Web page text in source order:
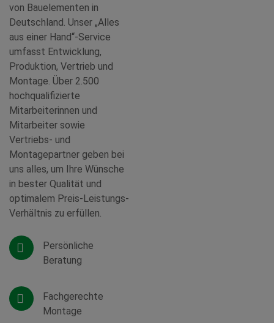
von Bauelementen in
Deutschland. Unser „Alles
aus einer Hand“-Service
umfasst Entwicklung,
Produktion, Vertrieb und
Montage. Über 2.500
hochqualifizierte
Mitarbeiterinnen und
Mitarbeiter sowie
Vertriebs- und
Montagepartner geben bei
uns alles, um Ihre Wünsche
in bester Qualität und
optimalem Preis-Leistungs-
Verhältnis zu erfüllen.
Persönliche
Beratung
Fachgerechte
Montage